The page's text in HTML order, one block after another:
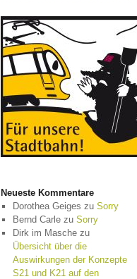
Neueste Kommentare
Dorothea Geiges zu Sorry
Bernd Carlezu Sorry
Dirk im Maschezu
Übersicht über die
Auswirkungen der Konzepte
S21 und K21 auf den